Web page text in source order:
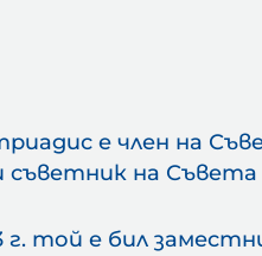
е член на
съветник на
г. той е бил